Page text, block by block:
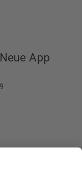
App
ab
nutzen.